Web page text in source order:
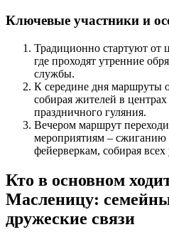
Ключевые участники и
Традиционно стартуют от
где проходят утренние
службы.
К середине дня маршруты
собирая жителей в
праздничного гуляния.
Вечером маршрут
мероприятиям –
фейерверкам, собирая
Кто в основном
Масленицу:
дружеские связи